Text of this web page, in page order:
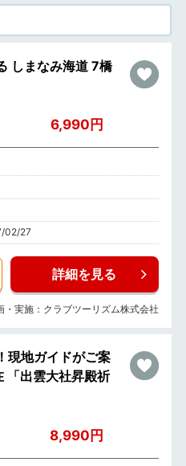
しまなみ海道 7橋
6,990円
02/27
詳細を見る
・実施：クラブツーリズム株式会社
現地ガイドがご案
「出雲大社昇殿祈
8,990円